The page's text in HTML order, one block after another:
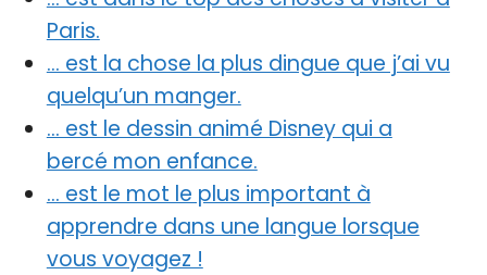
Paris.
… est la chose la plus dingue que j’ai vu
quelqu’un manger.
… est le dessin animé Disney qui a
bercé mon enfance.
… est le mot le plus important à
apprendre dans une langue lorsque
vous voyagez !